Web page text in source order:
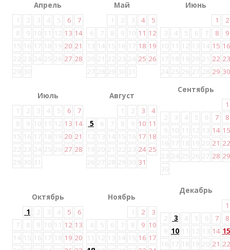
Апрель
1
2 3 4 5 6
7
8
9 10 11 12 13 14
15 16 17 18 19 20 21
22 23 24 25 26 27 28
29 30
Май
1
2 3 4
5
6
7 8 9 10 11 12
13 14 15 16 17 18 19
20 21 22 23 24 25 26
27 28 29 30 31
Июнь
1
2
3
4 5 6 7 8
9
10 11 12 13 14 15 16
17 18 19 20 21 22 23
24 25 26 27 28 29 30
Июль
1
2 3 4 5 6
7
8
9 10 11 12 13 14
15 16 17 18 19 20 21
22 23 24 25 26 27 28
29 30 31
Август
1
2 3
4
5
6 7 8 9 10 11
12 13 14 15 16 17 18
19 20 21 22 23 24 25
26 27 28 29 30 31
Сентябрь
1
2
3 4 5 6 7
8
9 10 11 12 13 14 15
16 17 18 19 20 21 22
23 24 25 26 27 28 29
30
Октябрь
1
2 3 4 5
6
7
8 9 10 11 12 13
14 15 16 17 18 19 20
Ноябрь
1
2
3
4
5 6 7 8 9 10
11 12 13 14 15 16 17
Декабрь
1
2
3 4 5 6 7
8
9 10 11 12 13 14 15
16 17 18 19 20 21 22